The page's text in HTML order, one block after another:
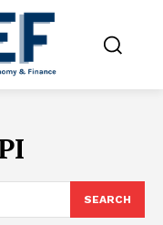
SEARCH